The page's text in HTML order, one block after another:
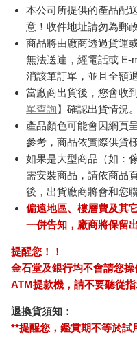
本公司所提供的產品配
意！收件地址請勿為郵政
商品將由廠商透過貨運
無法送達，經電話或 E-
消該筆訂單，並且全額退
當廠商出貨後，您會收
單查詢】確認出貨情況。
產品顏色可能會因網頁
參考，商品依實際供貨
如果是大型商品（如：
需安裝商品，請依商品
後，出貨廠商將會和您
偏遠地區、樓層費及其
一併告知，廠商將保留
提醒您！！
金石堂及銀行均不會請您
ATM提款機，請不要聽從
退換貨須知：
**提醒您，鑑賞期不等於試